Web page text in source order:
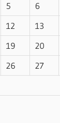
5 6
12 13
19 20
26 27